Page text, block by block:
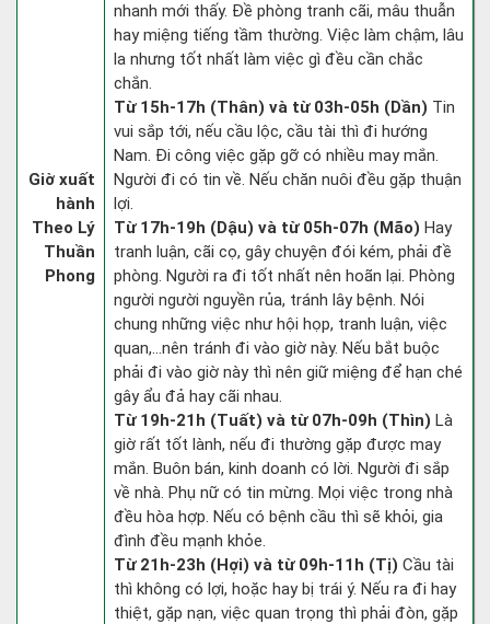
Giờ xuất
hành
Theo Lý
Thuần
Phong
nhanh mới thấy. Đề phòng tranh cãi, mâu thuẫn
hay miệng tiếng tầm thường. Việc làm chậm, lâu
la nhưng tốt nhất làm việc gì đều cần chắc
chắn.
Từ 15h-17h (Thân) và từ 03h-05h (Dần) Tin
vui sắp tới, nếu cầu lộc, cầu tài thì đi hướng
Nam. Đi công việc gặp gỡ có nhiều may mắn.
Người đi có tin về. Nếu chăn nuôi đều gặp thuận
lợi.
Từ 17h-19h (Dậu) và từ 05h-07h (Mão) Hay
tranh luận, cãi cọ, gây chuyện đói kém, phải đề
phòng. Người ra đi tốt nhất nên hoãn lại. Phòng
người người nguyền rủa, tránh lây bệnh. Nói
chung những việc như hội họp, tranh luận, việc
quan,…nên tránh đi vào giờ này. Nếu bắt buộc
phải đi vào giờ này thì nên giữ miệng để hạn ché
gây ẩu đả hay cãi nhau.
Từ 19h-21h (Tuất) và từ 07h-09h (Thìn) Là
giờ rất tốt lành, nếu đi thường gặp được may
mắn. Buôn bán, kinh doanh có lời. Người đi sắp
về nhà. Phụ nữ có tin mừng. Mọi việc trong nhà
đều hòa hợp. Nếu có bệnh cầu thì sẽ khỏi, gia
đình đều mạnh khỏe.
Từ 21h-23h (Hợi) và từ 09h-11h (Tị) Cầu tài
thì không có lợi, hoặc hay bị trái ý. Nếu ra đi hay
thiệt, gặp nạn, việc quan trọng thì phải đòn, gặp